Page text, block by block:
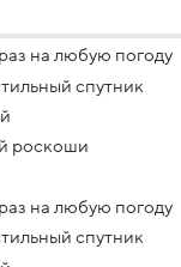
на любую погоду
спутник
роскоши
на любую погоду
спутник